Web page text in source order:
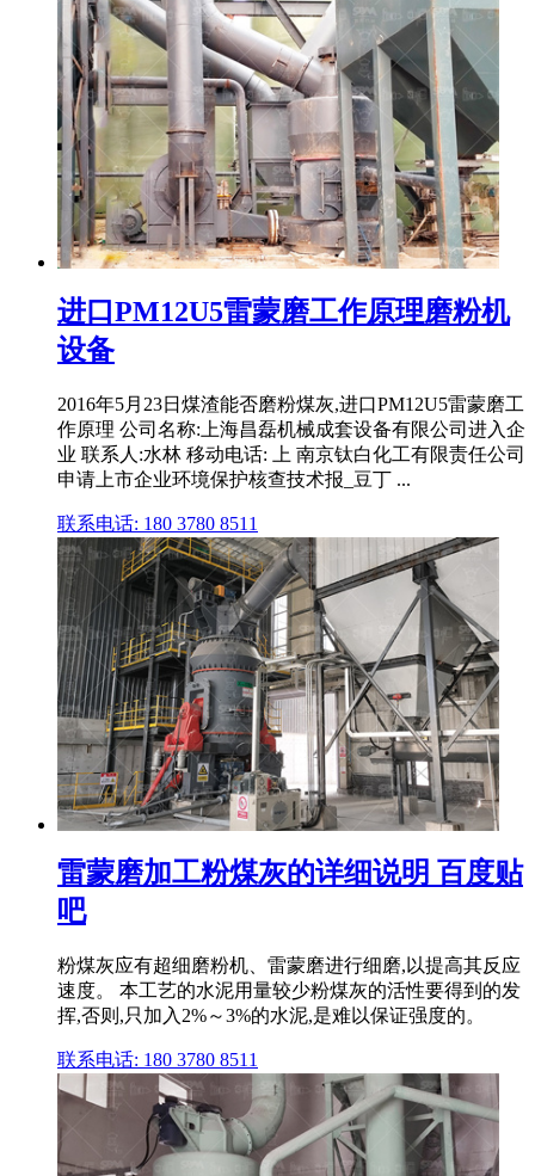
进口PM12U5雷蒙磨工作原理磨粉机
设备
2016年5月23日煤渣能否磨粉煤灰,进口PM12U5雷蒙磨工
作原理 公司名称:上海昌磊机械成套设备有限公司进入企
业 联系人:水林 移动电话: 上 南京钛白化工有限责任公司
申请上市企业环境保护核查技术报_豆丁 ...
联系电话: 180 3780 8511
雷蒙磨加工粉煤灰的详细说明 百度贴
吧
粉煤灰应有超细磨粉机、雷蒙磨进行细磨,以提高其反应
速度。 本工艺的水泥用量较少粉煤灰的活性要得到的发
挥,否则,只加入2%～3%的水泥,是难以保证强度的。
联系电话: 180 3780 8511